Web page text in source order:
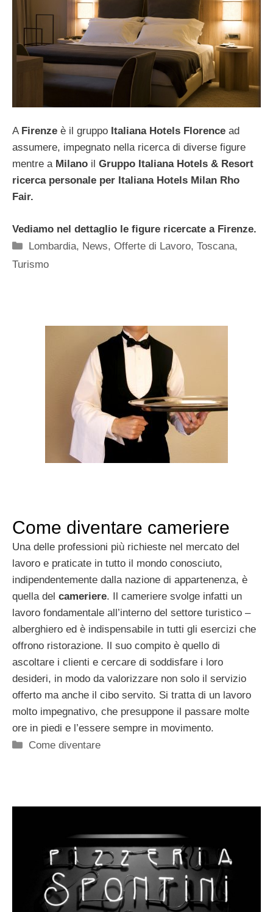
A Firenze è il gruppo Italiana Hotels Florence ad
assumere, impegnato nella ricerca di diverse figure
mentre a Milano il Gruppo Italiana Hotels & Resort
ricerca personale per Italiana Hotels Milan Rho
Fair.
Vediamo nel dettaglio le figure ricercate a Firenze.
Categorie
Lombardia, News,Offerte di Lavoro,Toscana,
Turismo
Come diventare cameriere
Una delle professioni più richieste nel mercato del
lavoro e praticate in tutto il mondo conosciuto,
indipendentemente dalla nazione di appartenenza, è
quella del cameriere. Il cameriere svolge infatti un
lavoro fondamentale all’interno del settore turistico –
alberghiero ed è indispensabile in tutti gli esercizi che
offrono ristorazione. Il suo compito è quello di
ascoltare i clienti e cercare di soddisfare i loro
desideri, in modo da valorizzare non solo il servizio
offerto ma anche il cibo servito. Si tratta di un lavoro
molto impegnativo, che presuppone il passare molte
ore in piedi e l’essere sempre in movimento.
Categorie
Come diventare